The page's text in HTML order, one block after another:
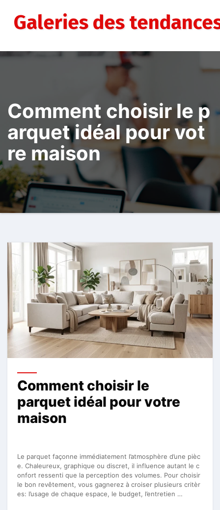
contenuGaleries des
Comment choisir le p
arquet idéal pour vot
re maison
Comment choisir le
parquet idéal pour votre
maison
Le parquet façonne immédiatement l’atmosphère d’une pièc
e. Chaleureux, graphique ou discret, il influence autant le c
onfort ressenti que la perception des volumes. Pour choisir
le bon revêtement, vous gagnerez à croiser plusieurs critèr
es: l’usage de chaque espace, le budget, l’entretien …